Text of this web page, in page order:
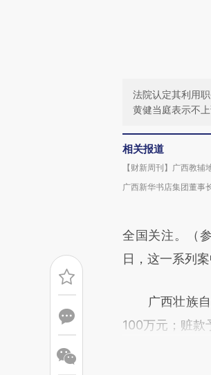
法院认定其利用
黄健当庭表示不
相关报道
【财新周刊】广西教辅
广西新华书店集团董事
全国关注。（
日，这一系列
广西壮族自
100万元；赃款